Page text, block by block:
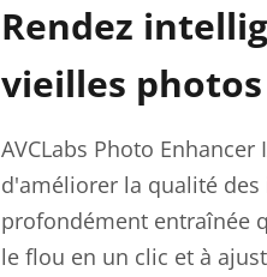
Rendez
vieilles
AVCLabs Photo
d'améliorer la qualité
profondément entraînée
le flou en un clic et à